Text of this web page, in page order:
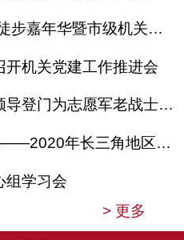
永远跟党走·上海城市徒步嘉年华暨市级机关运动会开幕
机关党建工作推进会
市市级机关工作党委领导登门为志愿军老战士佩戴纪念章
育新机 开新局 谱新篇——2020年长三角地区机关党建工作研讨会在南京召开
组学习会
> 更多